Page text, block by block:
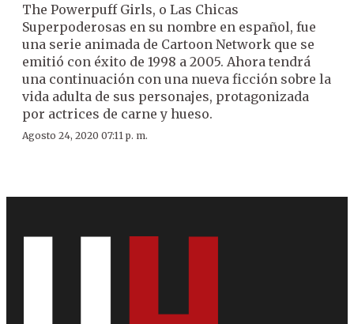
The Powerpuff Girls, o Las Chicas
Superpoderosas en su nombre en español, fue
una serie animada de Cartoon Network que se
emitió con éxito de 1998 a 2005. Ahora tendrá
una continuación con una nueva ficción sobre la
vida adulta de sus personajes, protagonizada
por actrices de carne y hueso.
Agosto 24, 2020 07:11 p. m.